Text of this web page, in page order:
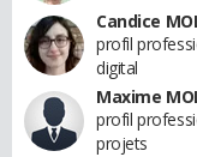
Candice
profil
digital
Maxime
profil
projets